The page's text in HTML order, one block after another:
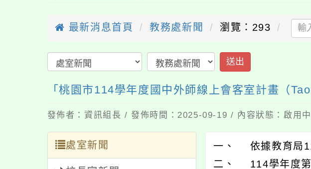
最新消息首頁 教務處新聞 瀏覽：293
送出
「桃園市114學年度國中外師線上會客室計畫（
發佈者：資訊組長 / 發佈時間：2025-09-19 / 內容狀態：啟用中
處室新聞
一、 依據教育局
二、 114學年度第